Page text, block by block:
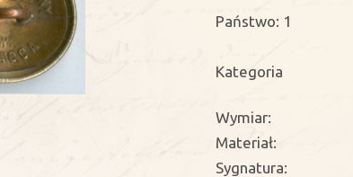
Państwo: 1
Kategoria
Wymiar:
Materiał:
Sygnatura: